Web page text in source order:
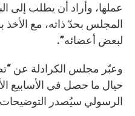
عملها، وأراد أن يطلب إلى
المجلس بحدّ ذاته، مع الأخذ
لبعض أعضائه”.
وعبّر مجلس الكرادلة عن
حيال ما حصل في الأسابيع
الرسولي سيُصدر